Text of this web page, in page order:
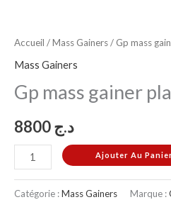
Accueil /Mass Gainers/ Gp mass
Mass Gainers
Gp mass gainer
د.ج
Ajouter Au
Catégorie :Mass Gainers Marque :